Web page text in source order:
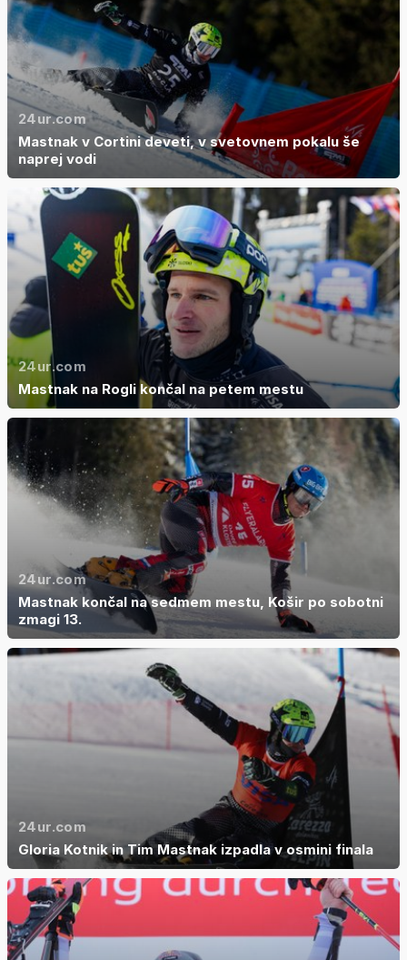
24ur.com
Mastnak v Cortini deveti, v svetovnem pokalu še
naprej vodi
24ur.com
Mastnak na Rogli končal na petem mestu
24ur.com
Mastnak končal na sedmem mestu, Košir po sobotni
zmagi 13.
24ur.com
Gloria Kotnik in Tim Mastnak izpadla v osmini finala